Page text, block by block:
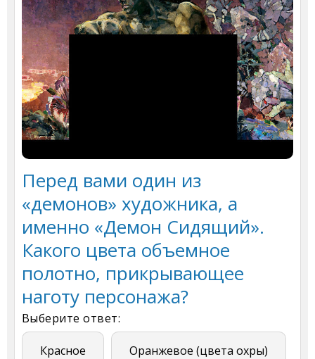
Перед вами один из
«демонов» художника, а
именно «Демон Сидящий».
Какого цвета объемное
полотно, прикрывающее
наготу персонажа?
Выберите ответ:
Красное Оранжевое (цвета охры)